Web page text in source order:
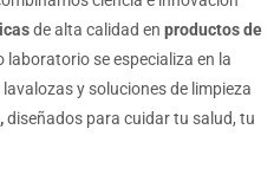
de alta calidad en productos de
laboratorio se especializa en la
y soluciones de limpieza
diseñados para cuidar tu salud, tu